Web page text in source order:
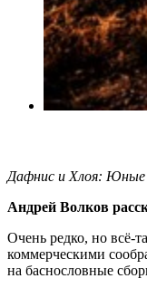
Дафнис и Хлоя: Юные
Андрей Волков
Очень редко, но всё-
коммерческими
на баснословные